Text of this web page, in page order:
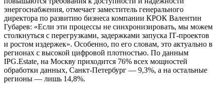
энергоснабжения, отмечает заместитель генерального
директора по развитию бизнеса компании КРОК Валентин
Губарев: «Если эти процессы не синхронизировать, мы можем
столкнуться с перегрузками, задержками запуска IТ-проектов
и ростом издержек». Особенно, по его словам, это актуально в
регионах с высокой цифровой плотностью. По данным
IPG.Estate, на Москву приходится 76% всех мощностей
обработки данных, Санкт-Петербург — 9,3%, а на остальные
регионы — лишь 14,8%.